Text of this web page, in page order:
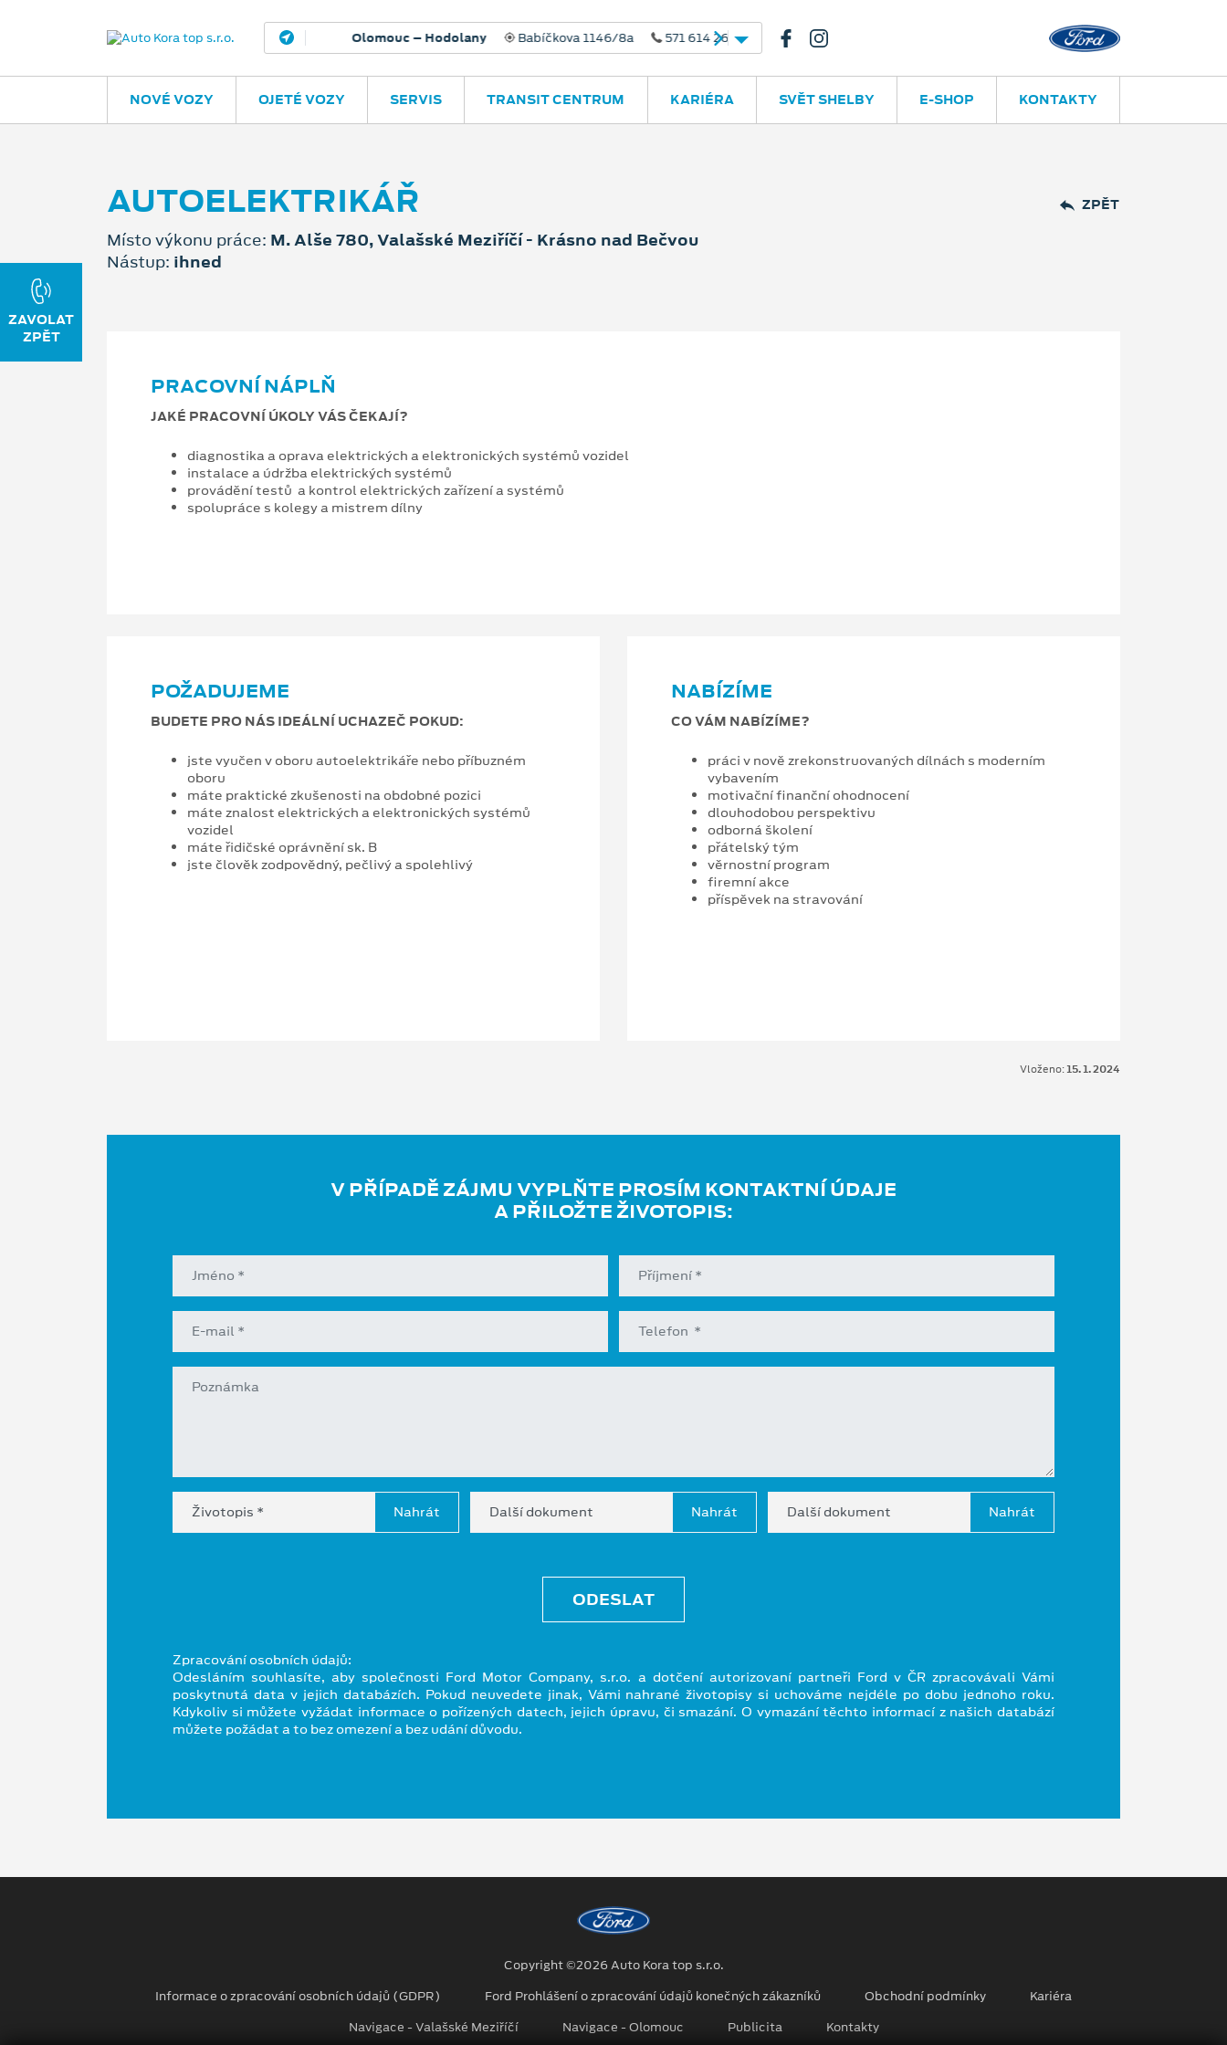
Olomouc – Hodolany Babíčkova 1146/8a 571 614 267
NOVÉ VOZY OJETÉ VOZY SERVIS TRANSIT CENTRUM KARIÉRA SVĚT SHELBY E-SHOP KONTAKTY
ZPĚT
AUTOELEKTRIKÁŘ
Místo výkonu práce: M. Alše 780, Valašské Meziříčí - Krásno nad Bečvou
Nástup: ihned
PRACOVNÍ NÁPLŇ
JAKÉ PRACOVNÍ ÚKOLY VÁS ČEKAJÍ?
diagnostika a oprava elektrických a elektronických systémů vozidel
instalace a údržba elektrických systémů
provádění testů a kontrol elektrických zařízení a systémů
spolupráce s kolegy a mistrem dílny
POŽADUJEME
BUDETE PRO NÁS IDEÁLNÍ UCHAZEČ POKUD:
jste vyučen v oboru autoelektrikáře nebo příbuzném
oboru
máte praktické zkušenosti na obdobné pozici
máte znalost elektrických a elektronických systémů
vozidel
máte řidičské oprávnění sk. B
jste člověk zodpovědný, pečlivý a spolehlivý
NABÍZÍME
CO VÁM NABÍZÍME?
práci v nově zrekonstruovaných dílnách s moderním
vybavením
motivační finanční ohodnocení
dlouhodobou perspektivu
odborná školení
přátelský tým
věrnostní program
firemní akce
příspěvek na stravování
Vloženo:15. 1. 2024
V PŘÍPADĚ ZÁJMU VYPLŇTE PROSÍM KONTAKTNÍ ÚDAJE
A PŘILOŽTE ŽIVOTOPIS:
Životopis * Další dokument Další dokument
ODESLAT
Zpracování osobních údajů:
Odesláním souhlasíte, aby společnosti Ford Motor Company, s.r.o. a dotčení autorizovaní partneři Ford v ČR zpracovávali Vámi
poskytnutá data v jejich databázích. Pokud neuvedete jinak, Vámi nahrané životopisy si uchováme nejdéle po dobu jednoho roku.
Kdykoliv si můžete vyžádat informace o pořízených datech, jejich úpravu, či smazání. O vymazání těchto informací z našich databází
můžete požádat a to bez omezení a bez udání důvodu.
Copyright ©2026 Auto Kora top s.r.o.
Informace o zpracování osobních údajů (GDPR)
Ford Prohlášení o zpracování údajů konečných zákazníků Obchodní podmínky
Kariéra
Navigace - Valašské Meziříčí
Navigace - Olomouc Publicita Kontakty